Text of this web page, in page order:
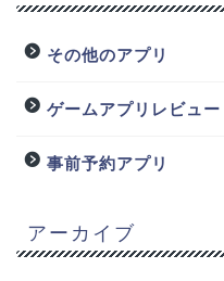
その他のアプリ
ゲームアプリレビュー
事前予約アプリ
アーカイブ